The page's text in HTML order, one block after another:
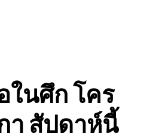
ในศึก โคร
า สัปดาห์นี้